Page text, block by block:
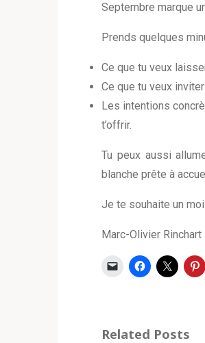
Septembre marque
Prends quelques
Ce que tu veux
Ce que tu veux
Les intentions
t’offrir.
Tu peux aussi
blanche prête à
Je te souhaite un
Marc-Olivier Rinchart
Related Posts